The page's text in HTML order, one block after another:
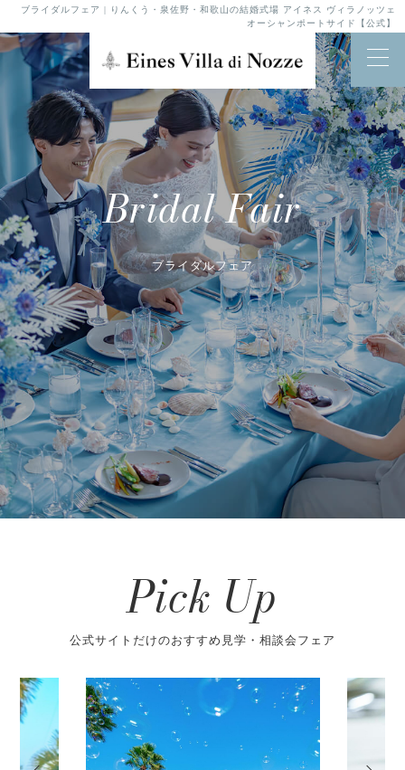
ブライダルフェア | りんくう・泉佐野・和歌山の結婚式場 アイネス ヴィラノッツェ
オーシャンポートサイド【公式】
Bridal Fair
ブライダルフェア
Pick Up
公式サイトだけのおすすめ見学・相談会フェア